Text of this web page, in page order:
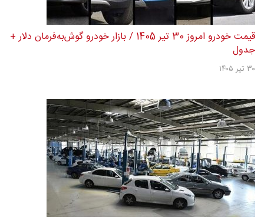
قیمت خودرو امروز 30 تیر 1405 / بازار خودرو گوش‌به‌فرمان دلار +
جدول
۳۰ تیر ۱۴۰۵